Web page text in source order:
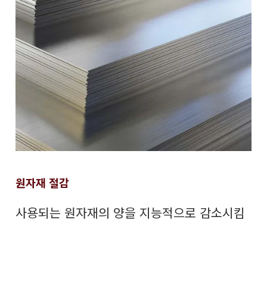
원자재 절감
사용되는 원자재의 양을 지능적으로 감소시킴